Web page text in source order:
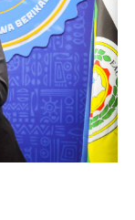
KWA
NA OSHA
WANANCHI